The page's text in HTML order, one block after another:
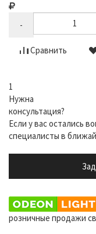
-
Сравнить
1
Нужна
консультация?
Если у вас остались
специалисты в
розничные продажи